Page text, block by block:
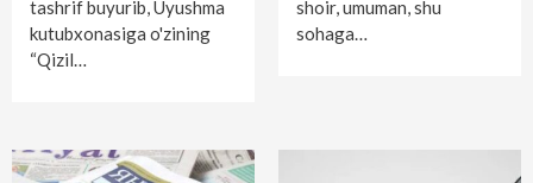
tashrif buyurib, Uyushma
kutubxonasiga o'zining
“Qizil…
shoir, umuman, shu
sohaga…